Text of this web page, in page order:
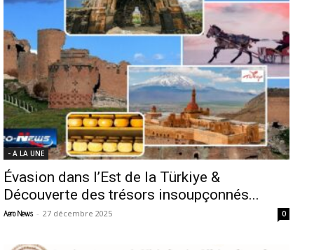
- A LA UNE
Évasion dans l’Est de la Türkiye &
Découverte des trésors insoupçonnés...
Aero News - 27 décembre 2025 0